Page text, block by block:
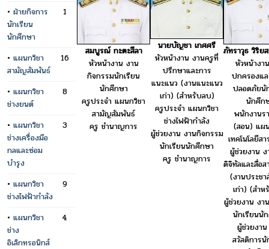
• ฝ่ายกิจการ
นักเรียน
นักศึกษา
1
• แผนกวิชา
สามัญสัมพันธ์
16
• แผนกวิชา
ช่างยนต์
8
• แผนกวิชา
ช่างเครื่องมือ
กลและซ่อม
บำรุง
3
• แผนกวิชา
ช่างไฟฟ้ากำลัง
9
• แผนกวิชา
ช่าง
อิเล็กทรอนิกส์
4
สมบูรณ์ กะตะสีลา
หัวหน้างาน งาน
กิจกรรมนักเรียน
นักศึกษา
ครูประจำ แผนกวิชา
สามัญสัมพันธ์
ครู ชำนาญการ
นายบัญชา เกศศรี
หัวหน้างาน งานครูที่
ปรึกษาและการ
แนะแนว (งานแนะแนว
เก่า) (สำหรับลบ)
ครูประจำ แผนกวิชา
ช่างไฟฟ้ากำลัง
ผู้ช่วยงาน งานกิจกรรม
นักเรียนนักศึกษา
ครู ชำนาญการ
ภัทราวุธ วิริย
หัวหน้างา
ปกครองแ
ปลอดภัยนั
นักศึก
พนักงานร
(สอน) แผ
เทคโนโลยีส
ผู้ช่วยงาน
ดิจิทัลและสื่อ
(งานประช
เก่า) (สำ
ผู้ช่วยงาน งา
นักเรียนนั
ผู้ช่วยงา
สวัสดิการนั